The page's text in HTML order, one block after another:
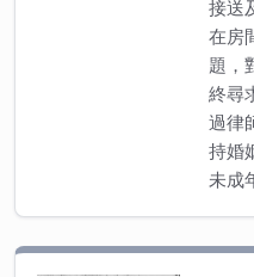
接送
在房
題，
終尋
過律
持婚
未成